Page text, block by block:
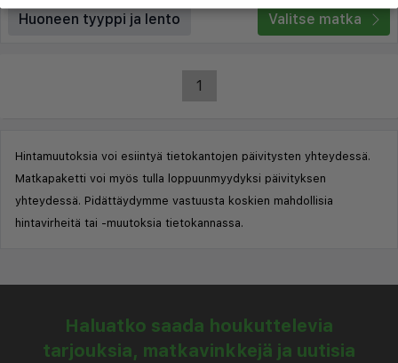
Huoneen tyyppi ja lento Valitse matka
1
Hintamuutoksia voi esiintyä tietokantojen päivitysten yhteydessä.
Matkapaketti voi myös tulla loppuunmyydyksi päivityksen
yhteydessä. Pidättäydymme vastuusta koskien mahdollisia
hintavirheitä tai -muutoksia tietokannassa.
Haluatko saada houkuttelevia
tarjouksia, matkavinkkejä ja uutisia